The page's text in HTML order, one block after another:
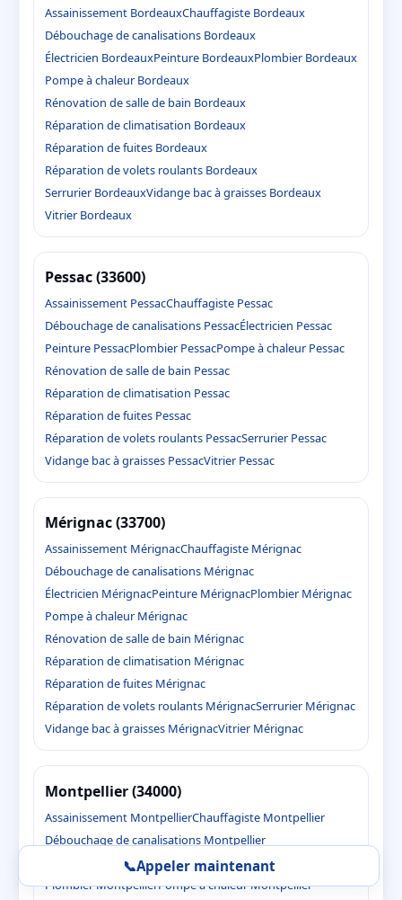
Assainissement BordeauxChauffagiste Bordeaux
Débouchage de canalisations Bordeaux
Électricien BordeauxPeinture BordeauxPlombier Bordeaux
Pompe à chaleur Bordeaux
Rénovation de salle de bain Bordeaux
Réparation de climatisation Bordeaux
Réparation de fuites Bordeaux
Réparation de volets roulants Bordeaux
Serrurier BordeauxVidange bac à graisses Bordeaux
Vitrier Bordeaux
Pessac (33600)
Assainissement PessacChauffagiste Pessac
Débouchage de canalisations PessacÉlectricien Pessac
Peinture PessacPlombier PessacPompe à chaleur Pessac
Rénovation de salle de bain Pessac
Réparation de climatisation Pessac
Réparation de fuites Pessac
Réparation de volets roulants PessacSerrurier Pessac
Vidange bac à graisses PessacVitrier Pessac
Mérignac (33700)
Assainissement MérignacChauffagiste Mérignac
Débouchage de canalisations Mérignac
Électricien MérignacPeinture MérignacPlombier Mérignac
Pompe à chaleur Mérignac
Rénovation de salle de bain Mérignac
Réparation de climatisation Mérignac
Réparation de fuites Mérignac
Réparation de volets roulants MérignacSerrurier Mérignac
Vidange bac à graisses MérignacVitrier Mérignac
Montpellier (34000)
Assainissement MontpellierChauffagiste Montpellier
Débouchage de canalisations Montpellier
Électricien MontpellierPeinture Montpellier
Plombier MontpellierPompe à chaleur Montpellier
📞Appeler maintenant